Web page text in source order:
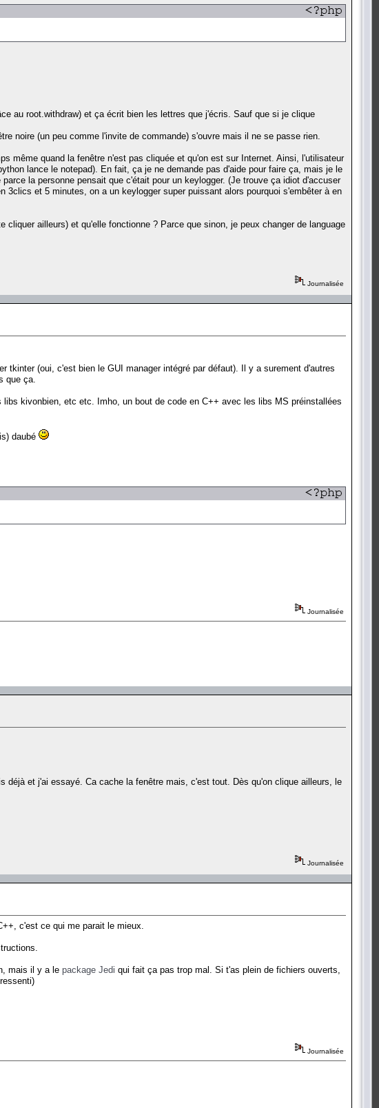
au root.withdraw) et ça écrit bien les lettres que j'écris. Sauf que si je clique
noire (un peu comme l'invite de commande) s'ouvre mais il ne se passe rien.
même quand la fenêtre n'est pas cliquée et qu'on est sur Internet. Ainsi, l'utilisateur
lance le notepad). En fait, ça je ne demande pas d'aide pour faire ça, mais je le
la personne pensait que c'était pour un keylogger. (Je trouve ça idiot d'accuser
et 5 minutes, on a un keylogger super puissant alors pourquoi s'embêter à en
ailleurs) et qu'elle fonctionne ? Parce que sinon, je peux changer de language
Journalisée
(oui, c'est bien le GUI manager intégré par défaut). Il y a surement d'autres
que ça.
kivonbien, etc etc. Imho, un bout de code en C++ avec les libs MS préinstallées
daubé
Journalisée
et j'ai essayé. Ca cache la fenêtre mais, c'est tout. Dès qu'on clique ailleurs, le
Journalisée
c'est ce qui me parait le mieux.
mais il y a le package Jedi qui fait ça pas trop mal. Si t'as plein de fichiers ouverts,
Journalisée